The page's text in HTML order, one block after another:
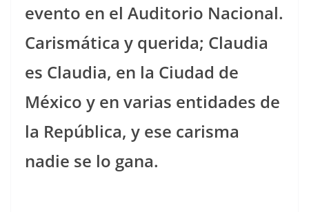
evento en el Auditorio Nacional.
Carismática y querida; Claudia
es Claudia, en la Ciudad de
México y en varias entidades de
la República, y ese carisma
nadie se lo gana.